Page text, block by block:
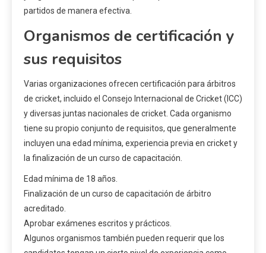
partidos de manera efectiva.
Organismos de certificación y
sus requisitos
Varias organizaciones ofrecen certificación para árbitros
de cricket, incluido el Consejo Internacional de Cricket (ICC)
y diversas juntas nacionales de cricket. Cada organismo
tiene su propio conjunto de requisitos, que generalmente
incluyen una edad mínima, experiencia previa en cricket y
la finalización de un curso de capacitación.
Edad mínima de 18 años.
Finalización de un curso de capacitación de árbitro
acreditado.
Aprobar exámenes escritos y prácticos.
Algunos organismos también pueden requerir que los